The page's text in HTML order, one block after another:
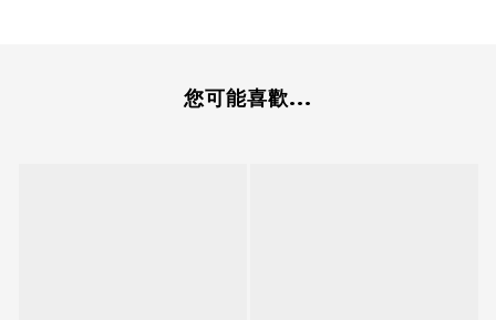
您可能喜歡...